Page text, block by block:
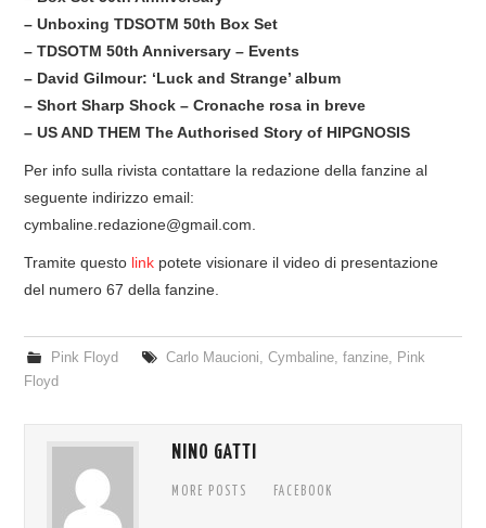
– Unboxing TDSOTM 50th Box Set
– TDSOTM 50th Anniversary – Events
– David Gilmour: ‘Luck and Strange’ album
– Short Sharp Shock – Cronache rosa in breve
– US AND THEM The Authorised Story of HIPGNOSIS
Per info sulla rivista contattare la redazione della fanzine al
seguente indirizzo email:
cymbaline.redazione@gmail.com
Tramite questo link potete visionare il video di presentazione
del numero 67 della fanzine.
Pink Floyd Carlo Maucioni, Cymbaline, fanzine, Pink
Floyd
NINO GATTI
MORE POSTS FACEBOOK